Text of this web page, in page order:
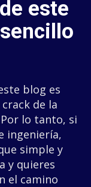
este
blog es
de la
lo tanto, si
ingeniería,
simple y
y quieres
el camino